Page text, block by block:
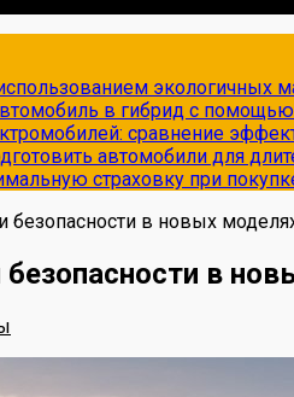
экологичных
в гибрид с
сравнение
автомобили для
страховку при
безопасности в новых
в